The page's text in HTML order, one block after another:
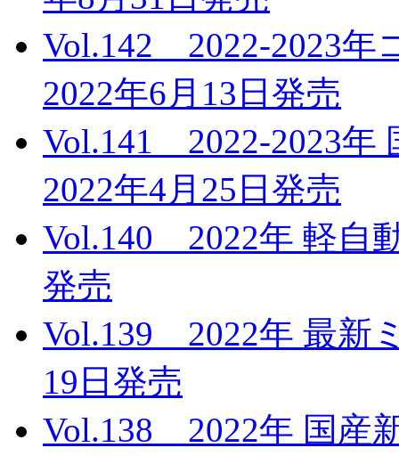
Vol.142 2022-2023
2022年6月13日発売
Vol.141 2022-2023
2022年4月25日発売
Vol.140 2022年 軽自
発売
Vol.139 2022年 最新
19日発売
Vol.138 2022年 国産